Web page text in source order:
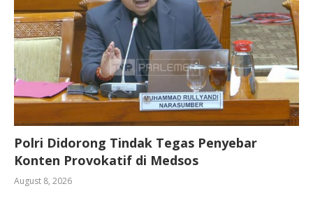
Polri Didorong Tindak Tegas Penyebar
Konten Provokatif di Medsos
August 8, 2026